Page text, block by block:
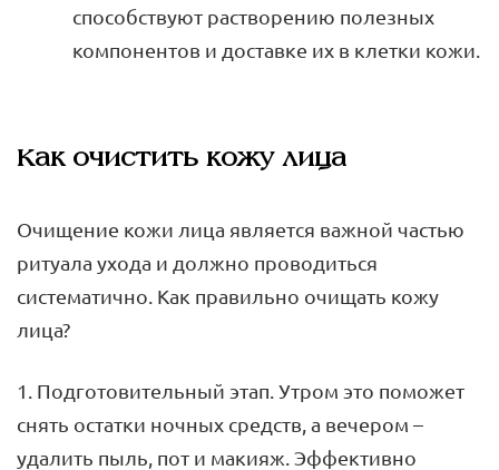
способствуют растворению полезных
компонентов и доставке их в клетки кожи.
Как очистить кожу лица
Очищение кожи лица является важной частью
ритуала ухода и должно проводиться
систематично. Как правильно очищать кожу
лица?
1. Подготовительный этап. Утром это поможет
снять остатки ночных средств, а вечером –
удалить пыль, пот и макияж. Эффективно